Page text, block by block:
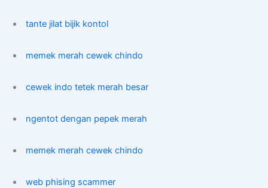
tante jilat bijik kontol
memek merah cewek chindo
cewek indo tetek merah besar
ngentot dengan pepek merah
memek merah cewek chindo
web phising scammer